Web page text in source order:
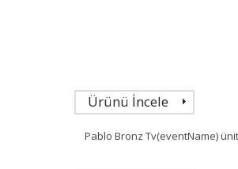
Ürünü İncele
Pablo Bronz Tv(eventName)